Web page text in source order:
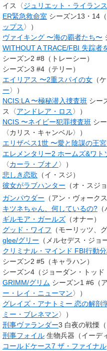
イス〈ジュリエット・ライランス
ER緊急救命室 シーズン13・14
ップス 〉）
ヴァイキング 〜海の覇者たち〜
WITHOUT A TRACE/FBI 失踪者
シーズン2 #8（トレーシー）
シーズン3 #4（テリー）
エイリアス 〜2重スパイの女 （
ー〉）
NCIS:LA 〜極秘潜入捜査班 シー
ス〈アンドレア・ロス 〉）
NCIS 〜ネイビー犯罪捜査班 シ
〈カリス・キャンベル〉）
エリザベス1世 〜愛と陰謀の王
エレメンタリー2 ホームズ&ワト
〈カーラ・ブオノ 〉）
悲しき恋歌 （イ・スジ）
彼女がラブハンター （オ・スジ
ガンパウダー （アン・ヴォークス
キツネちゃん、何しているの?
ギルモア・ガールズ （オナー）
グッド・ワイフ （モーリッツ、
glee/グリー （ メルセデス・ジョ
クリミナル・マインド FBI行動
シーズン2 #5（キャラハン）
シーズン4（ジョーダン・トッド
GRIMM/グリム シーズン1 #6（
ー・レイ・ニューマン〉）
グレイズ・アナトミー 恋の解剖
ミー・ブレネマン〉）
刑事ヴァランダー3 白夜の戦慄（
刑事フォイル 生物兵器（イーデ
コールドケース7 ザ・ファイナル